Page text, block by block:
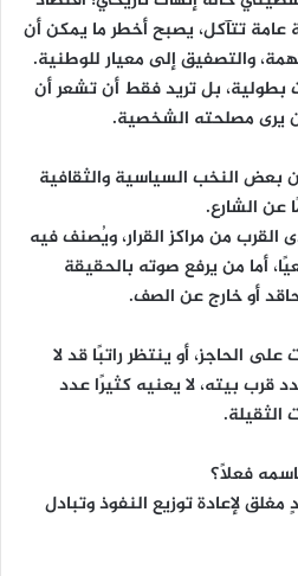
عامة تتآكل، يصبح أخطر ما يمكن أن
والتصفيق إلى معيار للوطنية.
بل تريد فقط أن تشعر أن
يرى مصلحته الشخصية.
بعض النخب السياسية والثقافية
الشارع.
من مراكز القرار، ويُصنف فيه
أما من يرفع صوته بالحقيقة
أو خارج عن الصف.
الحاجز، أو ينتظر راتبًا قد لا
قرب بيته، لا يعنيه كثيرًا عدد
الثقيلة.
فعلًا؟
لإعادة توزيع النفوذ وتبادل